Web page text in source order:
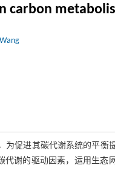
carbon
促进其碳代谢系统的平衡
谢的驱动因素，运用生态